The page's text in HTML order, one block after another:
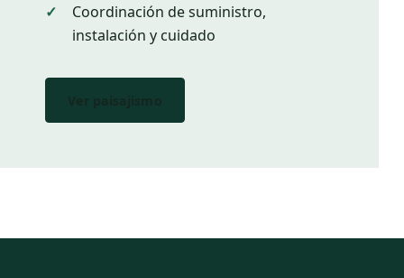
Coordinación de suministro,
instalación y cuidado